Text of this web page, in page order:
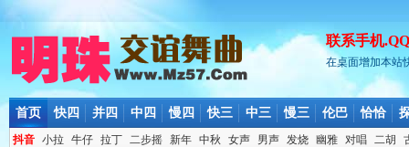
联系手机
在桌面增加本站
首页 快四 并四 中四 慢四 快三 中三 慢三 伦巴 恰恰
抖音 小拉 牛仔 拉丁 二步摇 新年 中秋 女声 男声 发烧 幽雅 对唱 二胡